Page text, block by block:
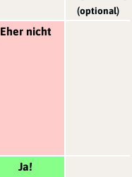
(optional)
Eher nicht
Ja!